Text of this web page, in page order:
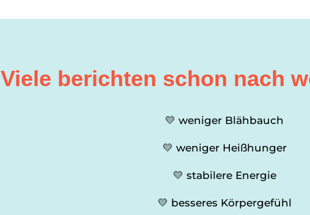
Viele berichten schon nach
💛 weniger Blähbauch
💛 weniger Heißhunger
💛 stabilere Energie
💛 besseres Körpergefühl